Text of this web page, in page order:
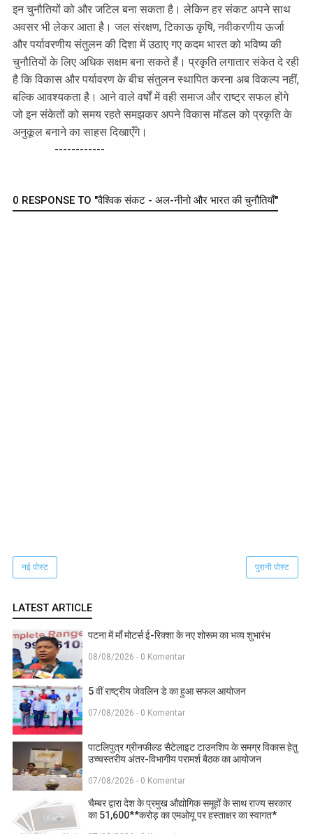
इन चुनौतियों को और जटिल बना सकता है। लेकिन हर संकट अपने साथ
अवसर भी लेकर आता है। जल संरक्षण, टिकाऊ कृषि, नवीकरणीय ऊर्जा
और पर्यावरणीय संतुलन की दिशा में उठाए गए कदम भारत को भविष्य की
चुनौतियों के लिए अधिक सक्षम बना सकते हैं। प्रकृति लगातार संकेत दे रही
है कि विकास और पर्यावरण के बीच संतुलन स्थापित करना अब विकल्प नहीं,
बल्कि आवश्यकता है। आने वाले वर्षों में वही समाज और राष्ट्र सफल होंगे
जो इन संकेतों को समय रहते समझकर अपने विकास मॉडल को प्रकृति के
अनुकूल बनाने का साहस दिखाएँगे।
------------
0 RESPONSE TO "वैश्विक संकट - अल-नीनो और भारत की चुनौतियाँ"
नई पोस्ट पुरानी पोस्ट
LATEST ARTICLE
पटना में माँ मोटर्स ई-रिक्शा के नए शोरूम का भव्य शुभारंभ
08/08/2026 - 0 Komentar
5 वीं राष्ट्रीय जेवलिन डे का हुआ सफल आयोजन
07/08/2026 - 0 Komentar
पाटलिपुत्र ग्रीनफील्ड सैटेलाइट टाउनशिप के समग्र विकास हेतु
उच्चस्तरीय अंतर-विभागीय परामर्श बैठक का आयोजन
07/08/2026 - 0 Komentar
चैम्बर द्वारा देश के प्रमुख औद्योगिक समूहों के साथ राज्य सरकार
का 51,600**करोड़ का एमओयू पर हस्ताक्षर का स्वागत*